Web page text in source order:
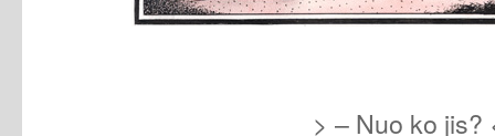
> – Nuo ko jis?